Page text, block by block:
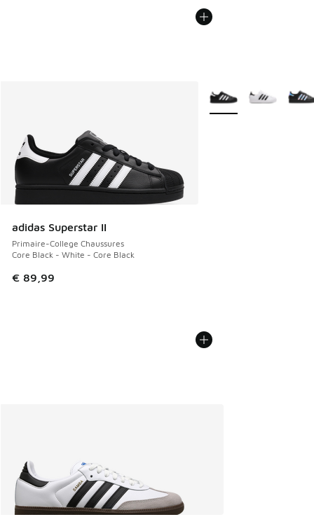
adidas Superstar II
Primaire-College Chaussures
Core Black - White - Core Black
€ 89,99
Plus de couleurs